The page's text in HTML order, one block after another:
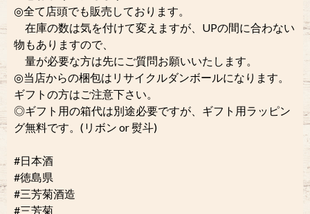
◎全て店頭でも販売しております。
在庫の数は気を付けて変えますが、UPの間に合わない
物もありますので、
量が必要な方は先にご質問お願いいたします。
◎当店からの梱包はリサイクルダンボールになります。
ギフトの方はご注意下さい。
◎ギフト用の箱代は別途必要ですが、ギフト用ラッピン
グ無料です。(リボン or 熨斗)
#日本酒
#徳島県
#三芳菊酒造
#三芳菊